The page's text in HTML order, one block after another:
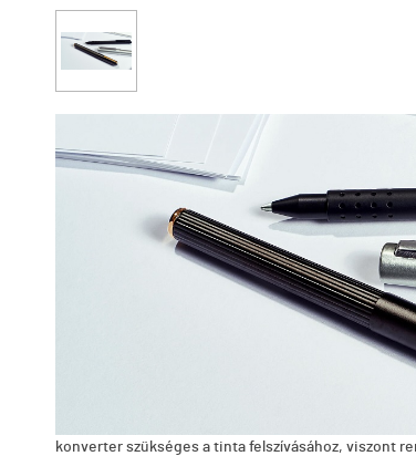
konverter szükséges a tinta felszívásához, viszont